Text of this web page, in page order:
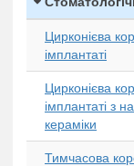
Цирконієва
імплантаті
Цирконієва
імплантаті з
кераміки
Тимчасова